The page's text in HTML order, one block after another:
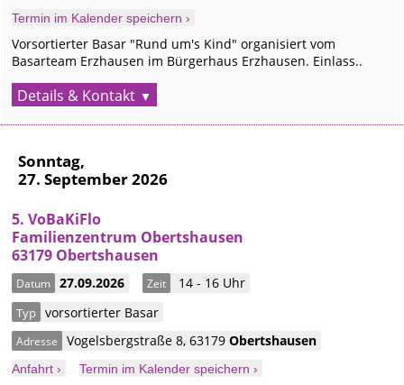
Termin im Kalender speichern ›
Vorsortierter Basar "Rund um's Kind" organisiert vom
Basarteam Erzhausen im Bürgerhaus Erzhausen. Einlass..
Details & Kontakt
Sonntag,
27. September 2026
5. VoBaKiFlo
Familienzentrum Obertshausen
63179 Obertshausen
Datum 27.09.2026 Zeit 14 - 16 Uhr
Typ vorsortierter Basar
Adresse Vogelsbergstraße 8,63179Obertshausen
Anfahrt › Termin im Kalender speichern ›